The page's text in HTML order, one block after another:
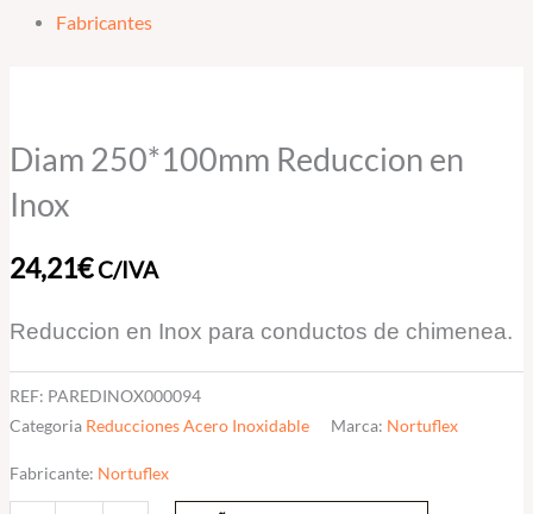
Fabricantes
Diam 250*100mm Reduccion en
Inox
24,21€C/IVA
Reduccion en Inox para conductos de chimenea.
REF: PAREDINOX000094
Categoria Reducciones Acero Inoxidable Marca: Nortuflex
Fabricante: Nortuflex
Reduccion
Inox